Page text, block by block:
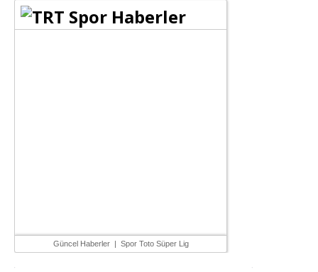
Güncel Haberler| Spor Toto Süper Lig